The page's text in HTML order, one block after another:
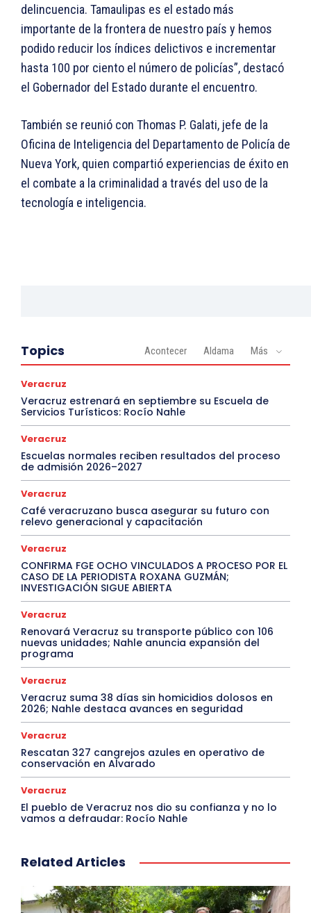
delincuencia. Tamaulipas es el estado más
importante de la frontera de nuestro país y hemos
podido reducir los índices delictivos e incrementar
hasta 100 por ciento el número de policías”, destacó
el Gobernador del Estado durante el encuentro.
También se reunió con Thomas P. Galati, jefe de la
Oficina de Inteligencia del Departamento de Policía de
Nueva York, quien compartió experiencias de éxito en
el combate a la criminalidad a través del uso de la
tecnología e inteligencia.
Topics Acontecer Aldama Más
Veracruz
Veracruz estrenará en septiembre su Escuela de
Servicios Turísticos: Rocío Nahle
Veracruz
Escuelas normales reciben resultados del proceso
de admisión 2026–2027
Veracruz
Café veracruzano busca asegurar su futuro con
relevo generacional y capacitación
Veracruz
CONFIRMA FGE OCHO VINCULADOS A PROCESO POR EL
CASO DE LA PERIODISTA ROXANA GUZMÁN;
INVESTIGACIÓN SIGUE ABIERTA
Veracruz
Renovará Veracruz su transporte público con 106
nuevas unidades; Nahle anuncia expansión del
programa
Veracruz
Veracruz suma 38 días sin homicidios dolosos en
2026; Nahle destaca avances en seguridad
Veracruz
Rescatan 327 cangrejos azules en operativo de
conservación en Alvarado
Veracruz
El pueblo de Veracruz nos dio su confianza y no lo
vamos a defraudar: Rocío Nahle
Related Articles